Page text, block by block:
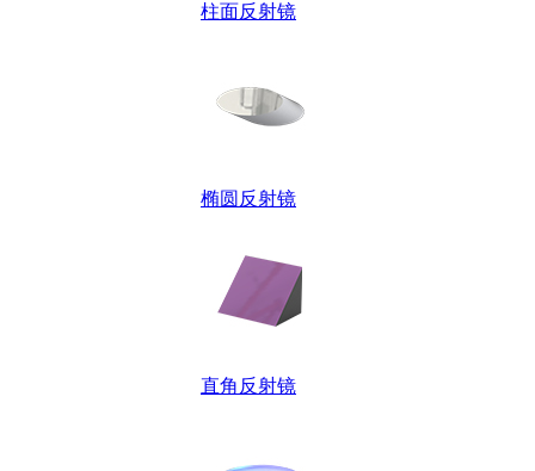
柱面反射镜
椭圆反射镜
直角反射镜